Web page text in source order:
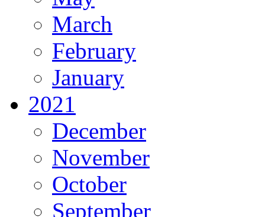
March
February
January
2021
December
November
October
September